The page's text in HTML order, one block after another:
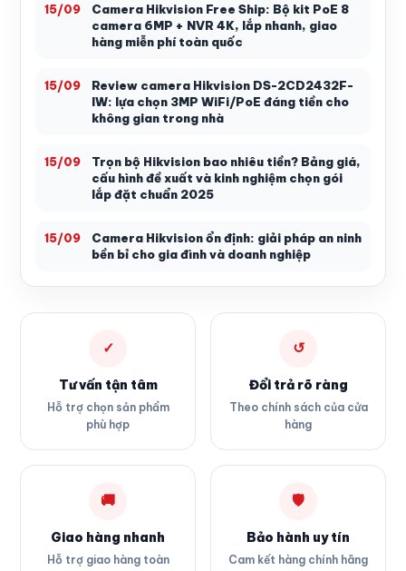
15/09
Camera Hikvision Free Ship: Bộ kit PoE 8
camera 6MP + NVR 4K, lắp nhanh, giao
hàng miễn phí toàn quốc
15/09
Review camera Hikvision DS-2CD2432F-
IW: lựa chọn 3MP WiFi/PoE đáng tiền cho
không gian trong nhà
15/09
Trọn bộ Hikvision bao nhiêu tiền? Bảng giá,
cấu hình đề xuất và kinh nghiệm chọn gói
lắp đặt chuẩn 2025
15/09
Camera Hikvision ổn định: giải pháp an ninh
bền bỉ cho gia đình và doanh nghiệp
✓
Tư vấn tận tâm
Hỗ trợ chọn sản phẩm
phù hợp
↺
Đổi trả rõ ràng
Theo chính sách của cửa
hàng
🚚
Giao hàng nhanh
Hỗ trợ giao hàng toàn
🛡
Bảo hành uy tín
Cam kết hàng chính hãng